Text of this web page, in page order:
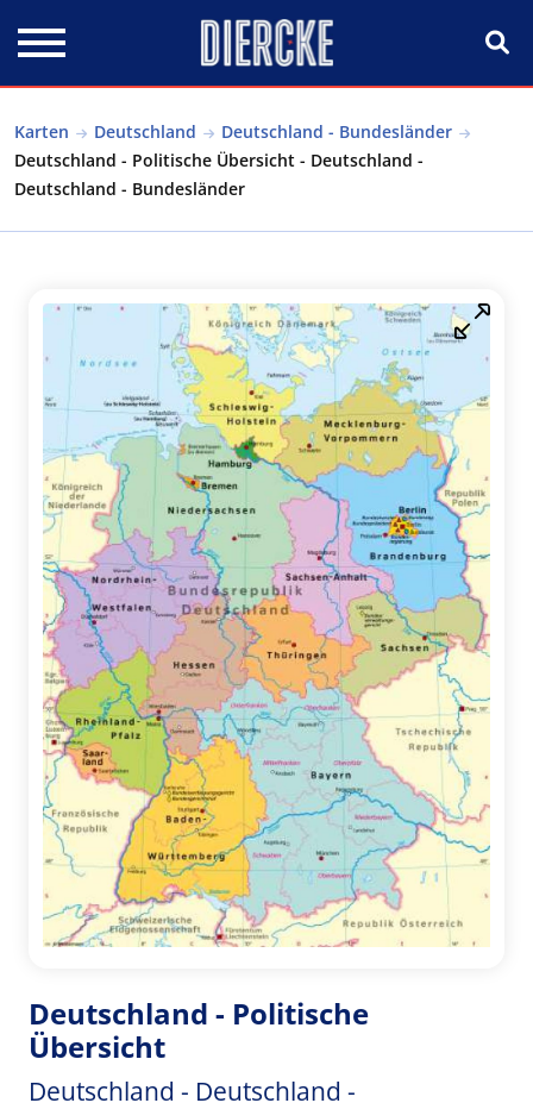
Karten Deutschland
Deutschland - Bundesländer
Deutschland - Politische Übersicht - Deutschland -
Deutschland - Bundesländer
Deutschland - Politische
Übersicht
Deutschland - Deutschland -